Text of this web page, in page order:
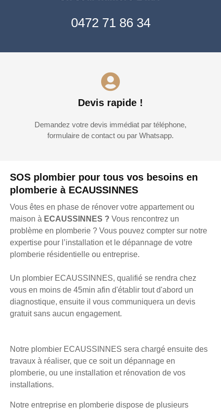
SOS plombier pour tous vos besoins en
plomberie à ECAUSSINNES
Vous êtes en phase de rénover votre appartement ou
maison à ECAUSSINNES ? Vous rencontrez un
problème en plomberie ? Vous pouvez compter sur notre
expertise pour l’installation et le dépannage de votre
plomberie résidentielle ou entreprise.
Un plombier ECAUSSINNES, qualifié se rendra chez
vous en moins de 45min afin d'établir tout d'abord un
diagnostique, ensuite il vous communiquera un devis
gratuit sans aucun engagement.
Notre plombier ECAUSSINNES sera chargé ensuite des
travaux à réaliser, que ce soit un dépannage en
plomberie, ou une installation et rénovation de vos
installations.
Notre entreprise en plomberie dispose de plusieurs
0472 71 86 34
Devis rapide !
Demandez votre devis immédiat par téléphone,
formulaire de contact ou par Whatsapp.